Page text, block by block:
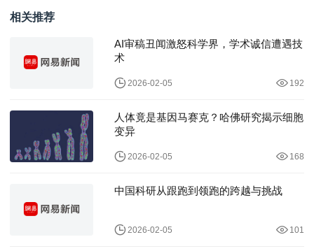
相关推荐
AI审稿丑闻激怒科学界，学术诚信遭遇技
术
2026-02-05 192
人体竟是基因马赛克？哈佛研究揭示细胞
变异
2026-02-05 168
中国科研从跟跑到领跑的跨越与挑战
2026-02-05 101